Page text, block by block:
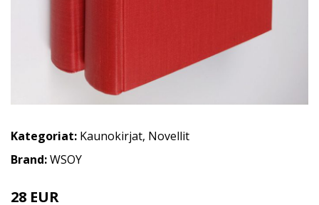
Kategoriat: Kaunokirjat, Novellit
Brand:WSOY
28 EUR